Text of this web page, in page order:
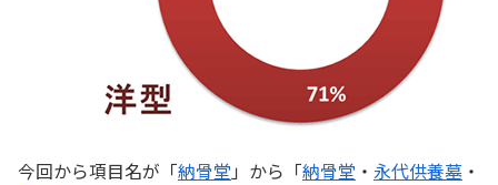
今回から項目名が「納骨堂 」から「納骨堂 ・ 永代供養墓 ・